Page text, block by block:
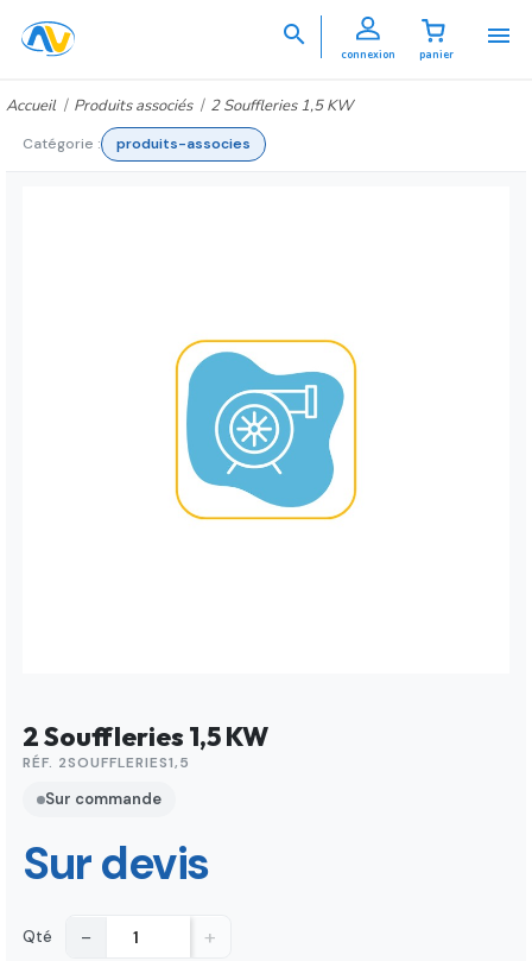

panier
connexion

Accueil Produits associés 2 Souffleries 1,5 KW
Catégorie : produits-associes
2 Souffleries 1,5 KW
RÉF. 2SOUFFLERIES1,5
Sur commande
Sur devis
Qté − +